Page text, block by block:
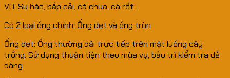
VD: Su hào, bắp cải, cà chua, cà rốt…
Có 2 loại ống chính: Ống dẹt và ống tròn
Ống dẹt: Ống thường dải trực tiếp trên mặt luống cây
trồng. Sử dụng thuận tiện theo mùa vụ, bảo trì kiểm tra dễ
dàng.